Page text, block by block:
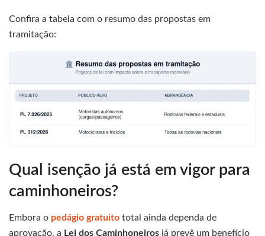
Confira a tabela com o resumo das propostas em
tramitação:
Qual isenção já está em vigor para
caminhoneiros?
Embora o pedágio gratuito total ainda dependa de
aprovação, a Lei dos Caminhoneiros já prevê um benefício